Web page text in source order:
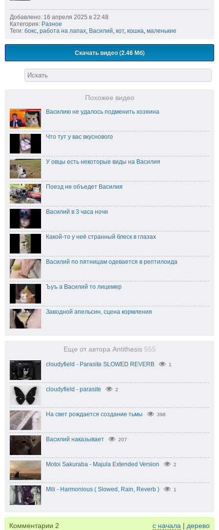
Добавлено: 16 апреля 2025 в 22:48
Категория: Разное
Теги: бокс работа на лапах Василий кот, кошка маленькие
Скачать видео (2.46 Мб)
Похожее видео
Василию не удалось подменить хозяина
Что тут у вас вкуснового
У овцы есть некоторые виды на Василия
Поезд не объедет Василия
Василий в 3 часа ночи
Какой-то у неё странный блеск в глазах
Василий по пятницам одевается в рептилоида
Ъуъ а Василий то лицемер
Заводной апельсин, сцена кормления
Еще от автора Antithesis 555
cloudyfield - Parasite SLOWED REVERB 1
cloudyfield - parasite 2
На свет рождается создание тьмы 398
Василий наказывает 207
Motoi Sakuraba - Majula Extended Version 2
Mili - Harmonious ( Slowed, Rain, Reverb ) 1
Комментарии 2 с начала | дерево